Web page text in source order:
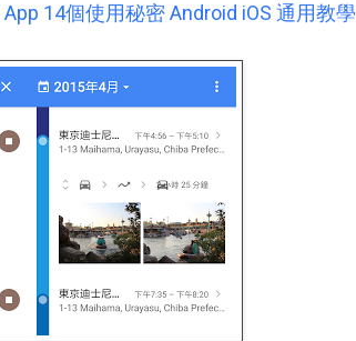
14個使用秘密 Android iOS 通用教學